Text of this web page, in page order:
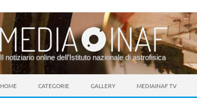
Il notiziario online dell’Istituto nazionale di astrofisica
HOME CATEGORIE GALLERY MEDIAINAF TV